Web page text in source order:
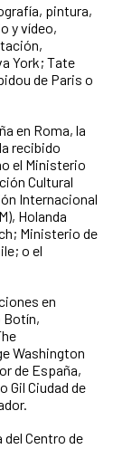
pintura,
y vídeo,
York; Tate
de Paris o
en Roma, la
recibido
el Ministerio
Cultural
Internacional
Holanda
Ministerio de
o el
en
Botín,
Washington
de España,
Gil Ciudad de
Centro de